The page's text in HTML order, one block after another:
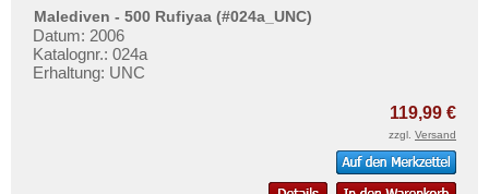
Malediven - 500 Rufiyaa (#024a_UNC)
Datum: 2006
Katalognr.: 024a
Erhaltung: UNC
119,99 €
zzgl. Versand